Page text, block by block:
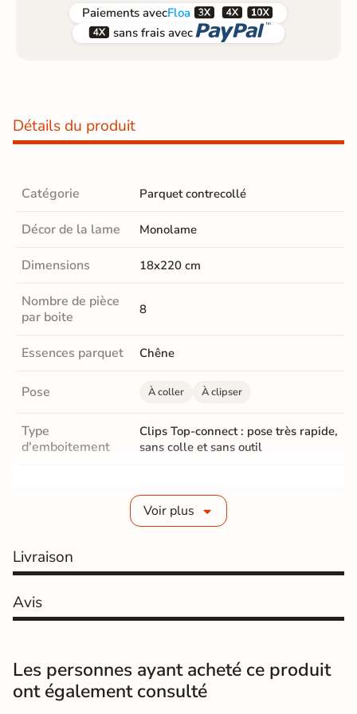
Paiements avecFloa  
 sans frais avec 
Détails du produit
Catégorie Parquet contrecollé
Décor de la lame Monolame
Dimensions 18x220 cm
Nombre de pièce
par boite
8
Essences parquet Chêne
Pose À coller À clipser
Type
d'emboitement
Clips Top-connect : pose très rapide,
sans colle et sans outil
13,5 mm
Couche d'usure
Traitement réalisé
Parquet Coloris Marron clair
Voir plus
Livraison
Avis
Les personnes ayant acheté ce produit
ont également consulté